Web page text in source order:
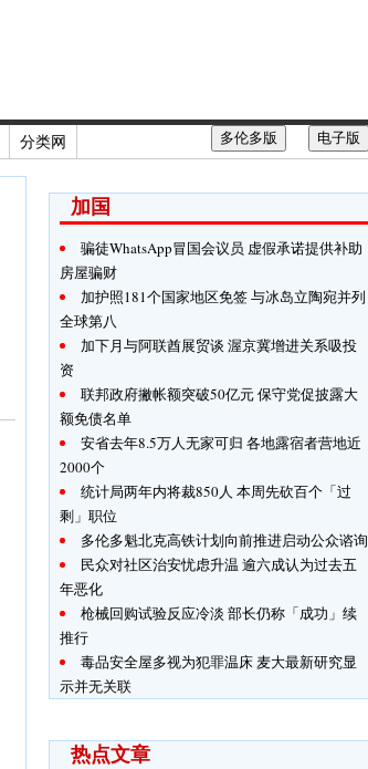
分类网 电子版
多伦多版
加国
骗徒WhatsApp冒国会议员 虚假承诺提供补助
房屋骗财
加护照181个国家地区免签 与冰岛立陶宛并列
全球第八
加下月与阿联酋展贸谈 渥京冀增进关系吸投
资
联邦政府撇帐额突破50亿元 保守党促披露大
额免债名单
安省去年8.5万人无家可归 各地露宿者营地近
2000个
统计局两年内将裁850人 本周先砍百个「过
剩」职位
多伦多魁北克高铁计划向前推进启动公众谘询
民众对社区治安忧虑升温 逾六成认为过去五
年恶化
枪械回购试验反应冷淡 部长仍称「成功」续
推行
毒品安全屋多视为犯罪温床 麦大最新研究显
示并无关联
热点文章